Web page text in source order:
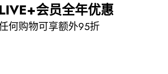
LIVE+会员全年优惠
何购物可享额外95折